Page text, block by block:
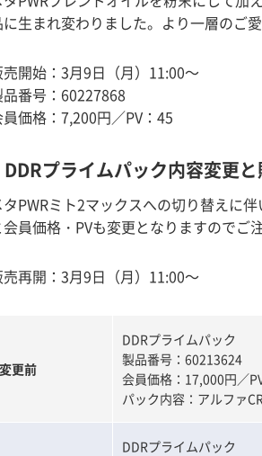
に生まれ変わりました。より一層のご
売開始：3月9日（月）11:00～
品番号：60227868
価格：7,200円／PV：45
DDRプライムパック内容変更
タPWRミト2マックスへの切り替えに
会員価格・PVも変更となりますのでご
売再開：3月9日（月）11:00～
変更前
DDRプライムパック
製品番号：60213624
会員価格：17,000円／
パック内容：アルファ
DDRプライムパック